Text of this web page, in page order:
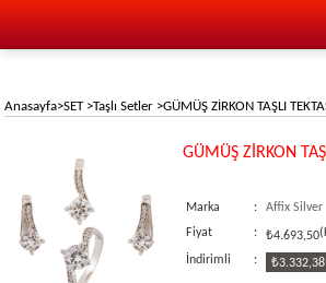
Anasayfa>SET>Taşlı Setler >GÜMÜŞ ZİRKON TAŞLI
GÜMÜŞ ZİRKON
Marka :
Affix Silver
Fiyat
: ₺4.693,50
İndirimli : ₺3.332,38